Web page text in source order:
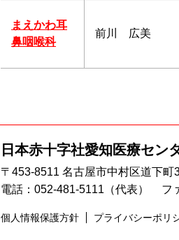
まえかわ耳
鼻咽喉科
前川 広美
日本赤十字社愛知医療セン
〒453-8511 名古屋市中村区道下町
電話： 052-481-5111 （代表） フ
個人情報保護方針 プライバシーポリ